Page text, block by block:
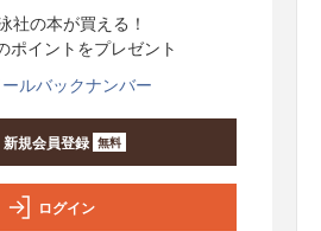
社の本が買える！
ポイントをプレゼント
ールバックナンバー
新規会員登録 無料
ログイン